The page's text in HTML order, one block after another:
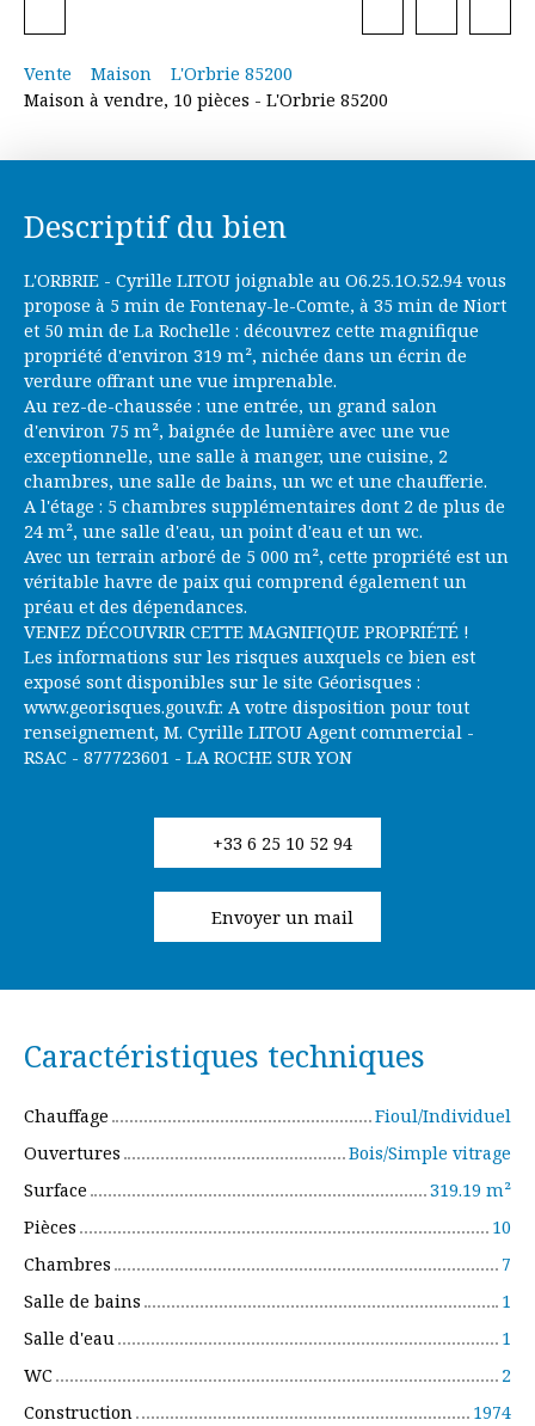
Vente Maison
L'Orbrie 85200
Maison à vendre, 10 pièces - L'Orbrie 85200
Descriptif du bien
L'ORBRIE - Cyrille LITOU joignable au O6.25.1O.52.94 vous
propose à 5 min de Fontenay-le-Comte, à 35 min de Niort
et 50 min de La Rochelle : découvrez cette magnifique
propriété d'environ 319 m², nichée dans un écrin de
verdure offrant une vue imprenable.
Au rez-de-chaussée : une entrée, un grand salon
d'environ 75 m², baignée de lumière avec une vue
exceptionnelle, une salle à manger, une cuisine, 2
chambres, une salle de bains, un wc et une chaufferie.
A l'étage : 5 chambres supplémentaires dont 2 de plus de
24 m², une salle d'eau, un point d'eau et un wc.
Avec un terrain arboré de 5 000 m², cette propriété est un
véritable havre de paix qui comprend également un
préau et des dépendances.
VENEZ DÉCOUVRIR CETTE MAGNIFIQUE PROPRIÉTÉ !
Les informations sur les risques auxquels ce bien est
exposé sont disponibles sur le site Géorisques :
www.georisques.gouv.fr. A votre disposition pour tout
renseignement, M. Cyrille LITOU Agent commercial -
RSAC - 877723601 - LA ROCHE SUR YON
+33 6 25 10 52 94
Envoyer un mail
Caractéristiques techniques
Chauffage
Fioul/Individuel
Ouvertures
Bois/Simple vitrage
Surface
319.19 m²
Pièces
10
Chambres
7
Salle de bains
1
Salle d'eau
1
WC
2
Construction
1974